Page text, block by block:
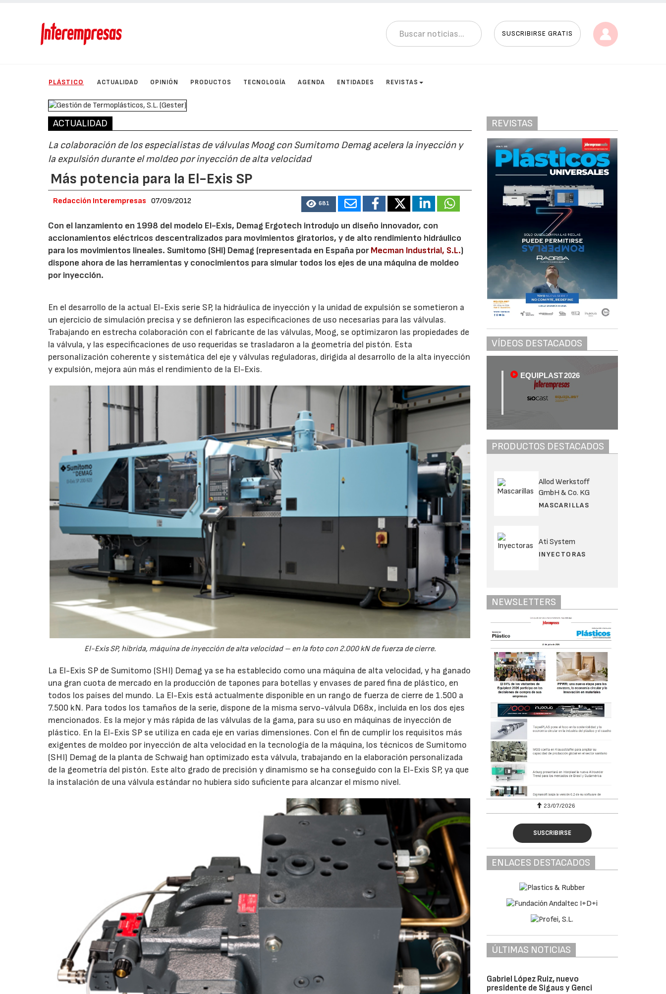
SUSCRIBIRSE GRATIS
PLÁSTICO ACTUALIDAD OPINIÓN PRODUCTOS TECNOLOGÍA AGENDA ENTIDADES REVISTAS
ACTUALIDAD
La colaboración de los especialistas de válvulas Moog con Sumitomo Demag acelera la inyección y
la expulsión durante el moldeo por inyección de alta velocidad
Más potencia para la El-Exis SP
Redacción Interempresas 07/09/2012 681
Con el lanzamiento en 1998 del modelo El-Exis, Demag Ergotech introdujo un diseño innovador, con
accionamientos eléctricos descentralizados para movimientos giratorios, y de alto rendimiento hidráulico
para los movimientos lineales. Sumitomo (SHI) Demag (representada en España porMecman Industrial, S.L.)
dispone ahora de las herramientas y conocimientos para simular todos los ejes de una máquina de moldeo
por inyección.
En el desarrollo de la actual El-Exis serie SP, la hidráulica de inyección y la unidad de expulsión se sometieron a
un ejercicio de simulación precisa y se definieron las especificaciones de uso necesarias para las válvulas.
Trabajando en estrecha colaboración con el fabricante de las válvulas, Moog, se optimizaron las propiedades de
la válvula, y las especificaciones de uso requeridas se trasladaron a la geometría del pistón. Esta
personalización coherente y sistemática del eje y válvulas reguladoras, dirigida al desarrollo de la alta inyección
y expulsión, mejora aún más el rendimiento de la El-Exis.
El-Exis SP, hibrida, máquina de inyección de alta velocidad – en la foto con 2.000 kN de fuerza de cierre.
La El-Exis SP de Sumitomo (SHI) Demag ya se ha establecido como una máquina de alta velocidad, y ha ganado
una gran cuota de mercado en la producción de tapones para botellas y envases de pared fina de plástico, en
todos los países del mundo. La El-Exis está actualmente disponible en un rango de fuerza de cierre de 1.500 a
7.500 kN. Para todos los tamaños de la serie, dispone de la misma servo-válvula D68x, incluida en los dos ejes
mencionados. Es la mejor y más rápida de las válvulas de la gama, para su uso en máquinas de inyección de
plástico. En la El-Exis SP se utiliza en cada eje en varias dimensiones. Con el fin de cumplir los requisitos más
exigentes de moldeo por inyección de alta velocidad en la tecnología de la máquina, los técnicos de Sumitomo
(SHI) Demag de la planta de Schwaig han optimizado esta válvula, trabajando en la elaboración personalizada
de la geometría del pistón. Este alto grado de precisión y dinamismo se ha conseguido con la El-Exis SP, ya que
la instalación de una válvula estándar no hubiera sido suficiente para alcanzar el mismo nivel.
REVISTAS
VÍDEOS DESTACADOS
EQUIPLAST 2026
PRODUCTOS DESTACADOS
Allod Werkstoff
GmbH & Co. KG
MASCARILLAS
Ati System
INYECTORAS
NEWSLETTERS
23/07/2026 30/07/2026 23/07/2026
SUSCRIBIRSE
ENLACES DESTACADOS
ÚLTIMAS NOTICIAS
Gabriel López Ruiz, nuevo
presidente de Sigaus y Genci